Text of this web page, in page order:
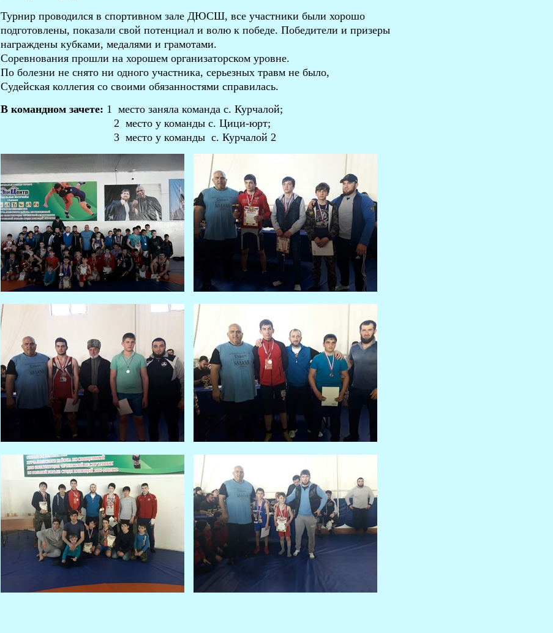
Турнир проводился в спортивном зале ДЮСШ, все участники были хорошо
подготовлены, показали свой потенциал и волю к победе. Победители и призеры
награждены кубками, медалями и грамотами.
Соревнования прошли на хорошем организаторском уровне.
По болезни не снято ни одного участника, серьезных травм не было,
Судейская коллегия со своими обязанностями справилась.
В командном зачете: 1 место заняла команда с. Курчалой;
2 место у команды с. Цици-юрт;
3 место у команды с. Курчалой 2